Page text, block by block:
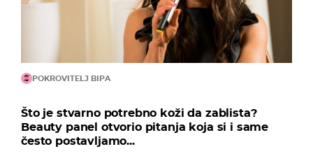
POKROVITELJ BIPA
Što je stvarno potrebno koži da zablista?
Beauty panel otvorio pitanja koja si i same
često postavljamo...